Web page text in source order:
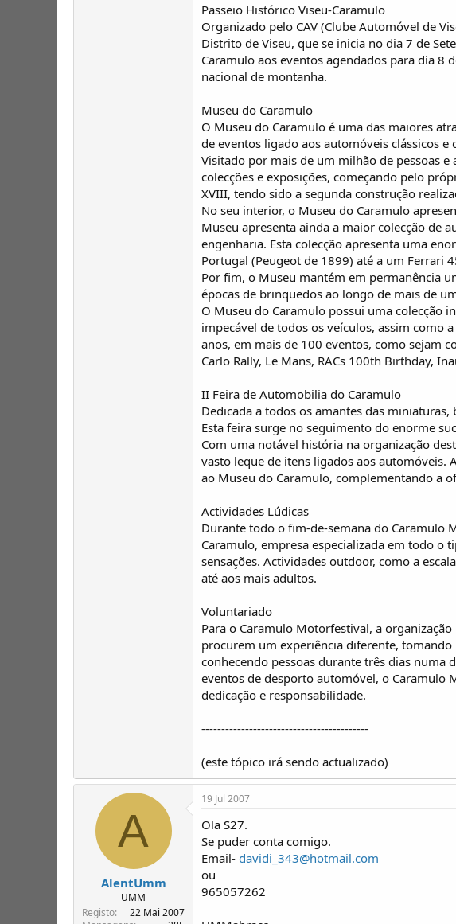
Passeio Histórico Viseu-Caramulo
Organizado pelo CAV (Clube Automóvel de
Distrito de Viseu, que se inicia no dia 7 de
Caramulo aos eventos agendados para dia 8
nacional de montanha.
Museu do Caramulo
O Museu do Caramulo é uma das maiores
de eventos ligado aos automóveis clássicos e
Visitado por mais de um milhão de pessoas
colecções e exposições, começando pelo
XVIII, tendo sido a segunda construção
No seu interior, o Museu do Caramulo
Museu apresenta ainda a maior colecção de
engenharia. Esta colecção apresenta uma
Portugal (Peugeot de 1899) até a um Ferrari
Por fim, o Museu mantém em permanência
épocas de brinquedos ao longo de mais de
O Museu do Caramulo possui uma colecção
impecável de todos os veículos, assim como
anos, em mais de 100 eventos, como sejam
Carlo Rally, Le Mans, RACs 100th Birthday,
II Feira de Automobilia do Caramulo
Dedicada a todos os amantes das
Esta feira surge no seguimento do enorme
Com uma notável história na organização
vasto leque de itens ligados aos
ao Museu do Caramulo, complementando a
Actividades Lúdicas
Durante todo o fim-de-semana do Caramulo
Caramulo, empresa especializada em todo o
sensações. Actividades outdoor, como a
até aos mais adultos.
Voluntariado
Para o Caramulo Motorfestival, a
procurem um experiência diferente,
conhecendo pessoas durante três dias numa
eventos de desporto automóvel, o Caramulo
dedicação e responsabilidade.
------------------------------------------
(este tópico irá sendo actualizado)
A
AlentUmm
UMM
Registo
22 Mai 2007
19 Jul 2007
Ola S27.
Se puder conta comigo.
Email- davidi_343@hotmail.com
ou
965057262